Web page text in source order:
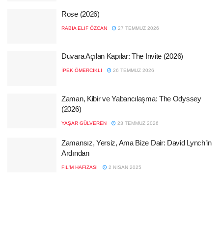
Rose (2026)
RABIA ELIF ÖZCAN 27 TEMMUZ 2026
Duvara Açılan Kapılar: The Invite (2026)
İPEK ÖMERCIKLI 26 TEMMUZ 2026
Zaman, Kibir ve Yabancılaşma: The Odyssey
(2026)
YAŞAR GÜLVEREN 23 TEMMUZ 2026
Zamansız, Yersiz, Ama Bize Dair: David Lynch’in
Ardından
FIL'M HAFIZASI 2 NISAN 2025